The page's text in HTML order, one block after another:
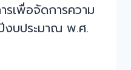
รเพื่อจัดการความ
งบประมาณ พ.ศ.